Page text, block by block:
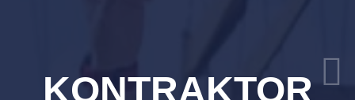
KONTRAKTOR